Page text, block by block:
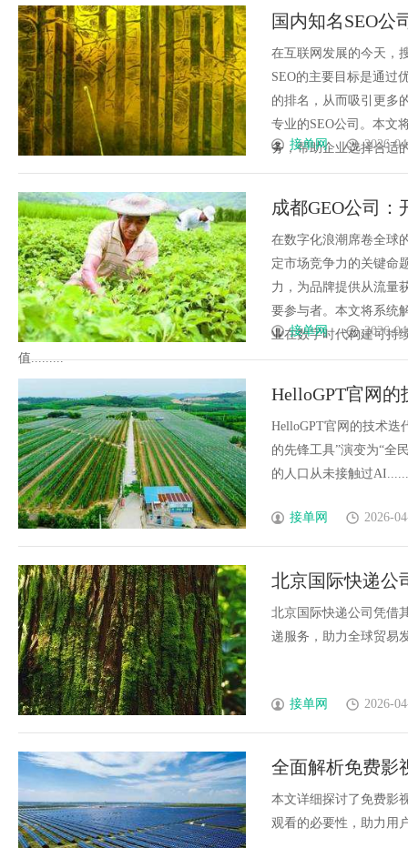
国内知名SEO公
在互联网发展的今天，
SEO的主要目标是通过
的排名，从而吸引更多
专业的SEO公司。本文
务，帮助企业选择合适
接单网 2026-
成都GEO公司
在数字化浪潮席卷全球
定市场竞争力的关键命
力，为品牌提供从流量
要参与者。本文将系统
业在数字时代构建可持
值.........
接单网 2026-
HelloGPT官网
HelloGPT官网的技术
的先锋工具”演变为“全
的人口从未接触过AI......
接单网 2026-
北京国际快递公
北京国际快递公司凭借
递服务，助力全球贸易
接单网 2026-
全面解析免费影
本文详细探讨了免费影
观看的必要性，助力用